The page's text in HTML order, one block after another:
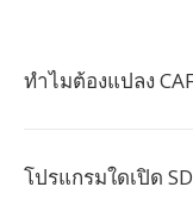
ทำไมต้องแปลง
โปรแกรมใดเปิด